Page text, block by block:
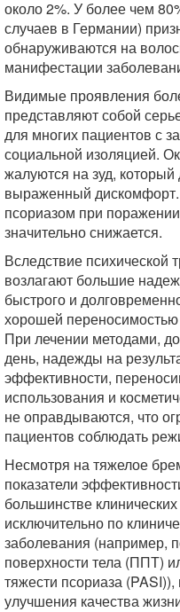
около 2%. У более чем
случаев в Германии)
обнаруживаются на
манифестации
Видимые проявления
представляют собой
для многих пациентов с
социальной изоляцией.
жалуются на зуд,
выраженный
псориазом при
значительно снижается.
Вследствие психической
возлагают большие
быстрого и
хорошей
При лечении методами,
день, надежды на
эффективности,
использования и
не оправдываются, что
пациентов соблюдать
Несмотря на тяжелое
показатели
большинстве
исключительно по
заболевания (например,
поверхности тела (ППТ)
тяжести псориаза
улучшения качества